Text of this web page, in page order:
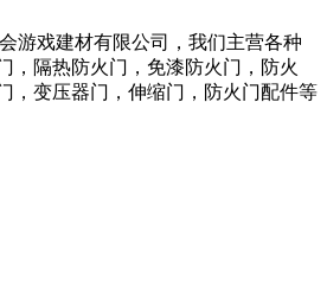
游戏建材有限公司，我们主营各种
，隔热防火门，免漆防火门，防火
，变压器门，伸缩门，防火门配件等